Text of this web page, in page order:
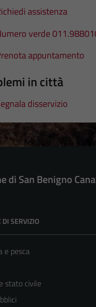
assistenza
verde
appuntamento
in città
disservizio
di San Benigno
DI SERVIZIO
e pesca
stato civile